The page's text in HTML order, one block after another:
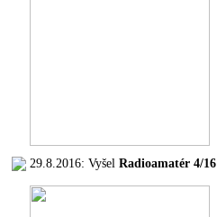
29.8.2016: Vyšel Radioamatér 4/16